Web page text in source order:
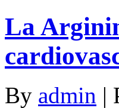
La
By admin |